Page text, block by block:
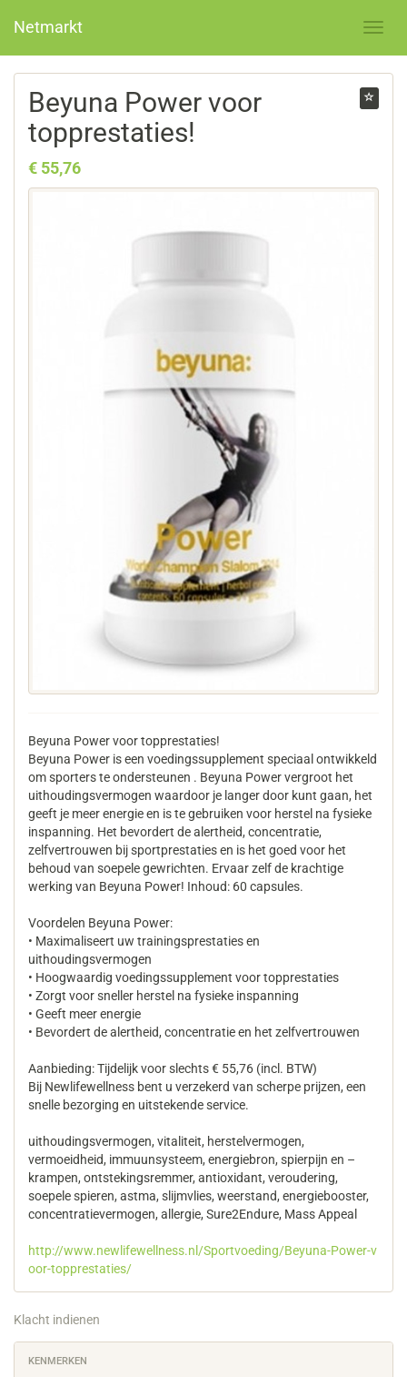
Netmarkt
Beyuna Power voor
topprestaties!
€ 55,76
Beyuna Power voor topprestaties!
Beyuna Power is een voedingssupplement speciaal ontwikkeld
om sporters te ondersteunen . Beyuna Power vergroot het
uithoudingsvermogen waardoor je langer door kunt gaan, het
geeft je meer energie en is te gebruiken voor herstel na fysieke
inspanning. Het bevordert de alertheid, concentratie,
zelfvertrouwen bij sportprestaties en is het goed voor het
behoud van soepele gewrichten. Ervaar zelf de krachtige
werking van Beyuna Power! Inhoud: 60 capsules.
Voordelen Beyuna Power:
• Maximaliseert uw trainingsprestaties en
uithoudingsvermogen
• Hoogwaardig voedingssupplement voor topprestaties
• Zorgt voor sneller herstel na fysieke inspanning
• Geeft meer energie
• Bevordert de alertheid, concentratie en het zelfvertrouwen
Aanbieding: Tijdelijk voor slechts € 55,76 (incl. BTW)
Bij Newlifewellness bent u verzekerd van scherpe prijzen, een
snelle bezorging en uitstekende service.
uithoudingsvermogen, vitaliteit, herstelvermogen,
vermoeidheid, immuunsysteem, energiebron, spierpijn en –
krampen, ontstekingsremmer, antioxidant, veroudering,
soepele spieren, astma, slijmvlies, weerstand, energiebooster,
concentratievermogen, allergie, Sure2Endure, Mass Appeal
http://www.newlifewellness.nl/Sportvoeding/Beyuna-Power-v
oor-topprestaties/
Klacht indienen
KENMERKEN